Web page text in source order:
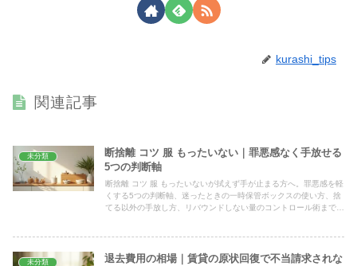
kurashi_tips
関連記事
未分類
断捨離 コツ 服 もったいない｜罪悪感なく手放せる
5つの判断軸
断捨離 コツ 服 もったいないが拭えず手が止まる方へ。罪悪感を軽
くする5つの判断軸、迷ったときの一時保管ボックスの使い方、捨
てる以外の手放し方、リバウンドしない量のコントロール術まで、
未分類
退去費用の相場｜賃貸の原状回復で不当請求されな